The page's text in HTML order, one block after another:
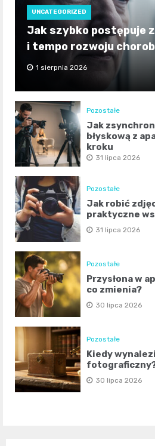
UNCATEGORIZED
Jak szybko postępuje
i tempo rozwoju
1 sierpnia 2026
Pozostałe
Jak
błyskową z
kroku
31 lipca 2026
Pozostałe
Jak robić
praktyczne
31 lipca 2026
Pozostałe
Przysłona w
co zmienia?
30 lipca 2026
Pozostałe
Kiedy
30 lipca 2026